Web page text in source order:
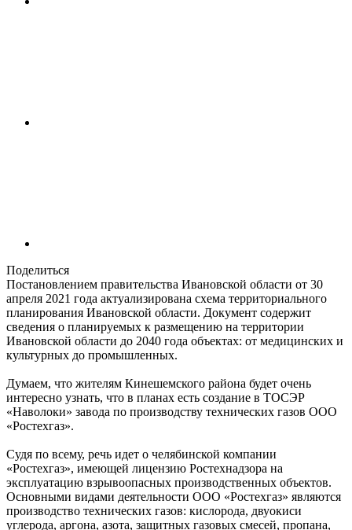
Поделиться
Постановлением правительства Ивановской области от 30
апреля 2021 года актуализирована схема территориального
планирования Ивановской области. Документ содержит
сведения о планируемых к размещению на территории
Ивановской области до 2040 года объектах: от медицинских и
культурных до промышленных.
Думаем, что жителям Кинешемского района будет очень
интересно узнать, что в планах есть создание в ТОСЭР
«Наволоки» завода по производству технических газов ООО
«Ростехгаз».
Судя по всему, речь идет о челябинской компании
«Ростехгаз», имеющей лицензию Ростехнадзора на
эксплуатацию взрывоопасных производственных объектов.
Основными видами деятельности ООО «Ростехгаз» являются
производство технических газов: кислорода, двуокиси
углерода, аргона, азота, защитных газовых смесей, пропана,